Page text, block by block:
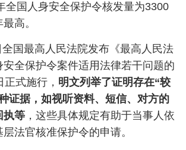
全国人身安全保护令核发量为3300
高。
全国最高人民法院发布《最高人民法
安全保护令案件适用法律若干问题的
正式施行， 明文列举了证明存在“较
证据，如视听资料、短信、对方的
执等 ，这些具体规定有助于当事人依
法官核准保护令的申请。